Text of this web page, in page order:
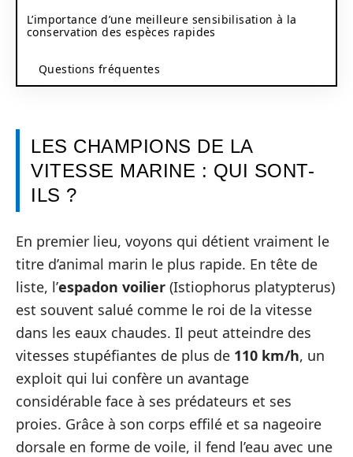
L’importance d’une meilleure sensibilisation à la
conservation des espèces rapides
Questions fréquentes
LES CHAMPIONS DE LA
VITESSE MARINE : QUI SONT-
ILS ?
En premier lieu, voyons qui détient vraiment le
titre d’animal marin le plus rapide. En tête de
liste, l’espadon voilier (Istiophorus platypterus)
est souvent salué comme le roi de la vitesse
dans les eaux chaudes. Il peut atteindre des
vitesses stupéfiantes de plus de 110 km/h, un
exploit qui lui confère un avantage
considérable face à ses prédateurs et ses
proies. Grâce à son corps effilé et sa nageoire
dorsale en forme de voile, il fend l’eau avec une